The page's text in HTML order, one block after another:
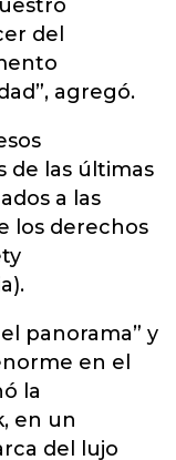
del
agregó.
de las últimas
a las
los derechos
panorama” y
en el
la
en un
del lujo